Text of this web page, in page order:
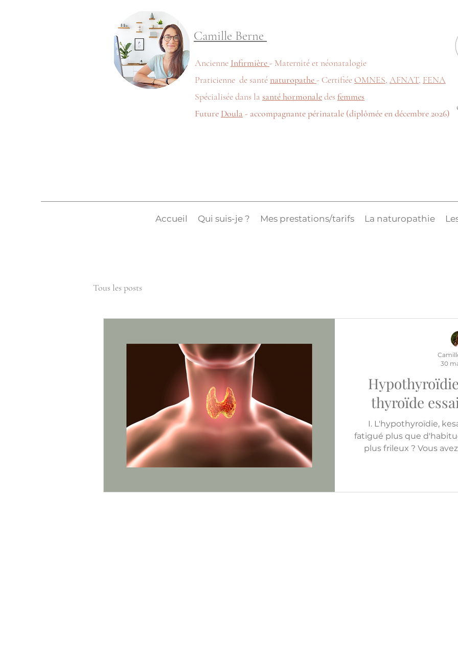
Camille Berne
Ancienne Infirmière- Maternité et néonatalogie
Praticienne de santénaturopathe- Certifiée OMNES, AFNAT, FENA
Spécialisée dans la santé hormonaledes femmes
Future Doula - accompagnante périnatale (diplômée en décembre 2026)
Accueil Qui suis-je ? Mes prestations/tarifs La naturopathie
Tous les posts
thyroïde
I. L'hypothyroïdie,
fatigué plus que
plus frileux ? Vous
30